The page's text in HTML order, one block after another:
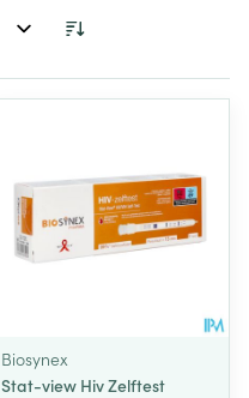
Biosynex
Stat-view Hiv Zelftest